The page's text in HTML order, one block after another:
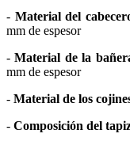
- Material del
mm de espesor
-Material de la
mm de espesor
- Material de los
- Composición del